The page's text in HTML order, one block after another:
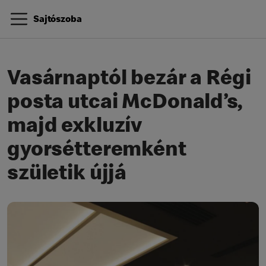
Sajtószoba
Vasárnaptól bezár a Régi
posta utcai McDonald’s,
majd exkluzív
gyorsétteremként
születik újjá